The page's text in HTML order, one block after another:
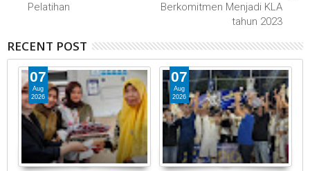
Pelatihan
Berkomitmen Menjadi KLA
tahun 2023
RECENT POST
07
Aug
2026
07
Aug
2026